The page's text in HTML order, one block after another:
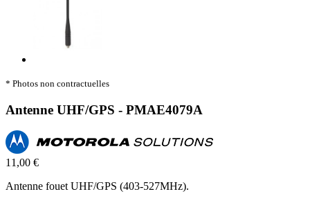
* Photos non contractuelles
Antenne UHF/GPS - PMAE4079A
11,00 €
Antenne fouet UHF/GPS (403-527MHz).